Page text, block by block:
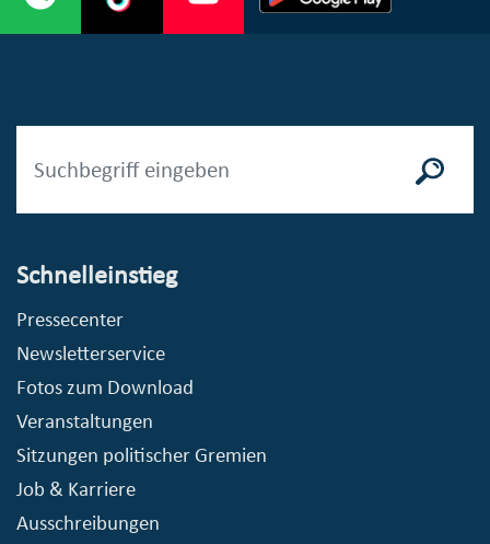
Schnelleinstieg
Pressecenter
Newsletterservice
Fotos zum Download
Veranstaltungen
Sitzungen politischer Gremien
Job & Karriere
Ausschreibungen